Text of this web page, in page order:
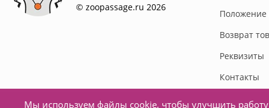
© zoopassage.ru 2026
Положение
Возврат
Реквизиты
Контакты
Мы используем файлы cookie, чтобы улучшить